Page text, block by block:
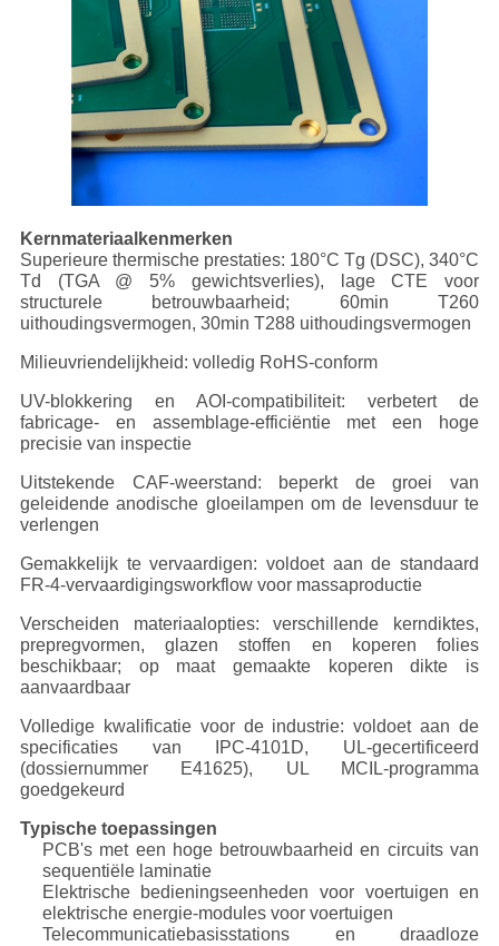
Kernmateriaalkenmerken
Superieure thermische prestaties: 180°C Tg (DSC), 340°C
Td (TGA @ 5% gewichtsverlies), lage CTE voor
structurele betrouwbaarheid; 60min T260
uithoudingsvermogen, 30min T288 uithoudingsvermogen
Milieuvriendelijkheid: volledig RoHS-conform
UV-blokkering en AOI-compatibiliteit: verbetert de
fabricage- en assemblage-efficiëntie met een hoge
precisie van inspectie
Uitstekende CAF-weerstand: beperkt de groei van
geleidende anodische gloeilampen om de levensduur te
verlengen
Gemakkelijk te vervaardigen: voldoet aan de standaard
FR-4-vervaardigingsworkflow voor massaproductie
Verscheiden materiaalopties: verschillende kerndiktes,
prepregvormen, glazen stoffen en koperen folies
beschikbaar; op maat gemaakte koperen dikte is
aanvaardbaar
Volledige kwalificatie voor de industrie: voldoet aan de
specificaties van IPC-4101D, UL-gecertificeerd
(dossiernummer E41625), UL MCIL-programma
goedgekeurd
Typische toepassingen
PCB's met een hoge betrouwbaarheid en circuits van
sequentiële laminatie
Elektrische bedieningseenheden voor voertuigen en
elektrische energie-modules voor voertuigen
Telecommunicatiebasisstations en draadloze